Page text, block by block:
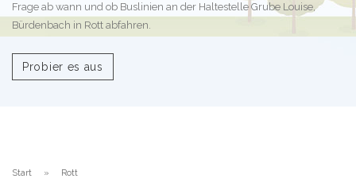
Frage ab wann und ob Buslinien an der Haltestelle Grube Louise,
Bürdenbach in Rott abfahren.
Probier es aus
Start Rott